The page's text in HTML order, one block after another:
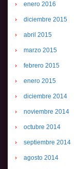
enero 2016
diciembre 2015
abril 2015
marzo 2015
febrero 2015
enero 2015
diciembre 2014
noviembre 2014
octubre 2014
septiembre 2014
agosto 2014